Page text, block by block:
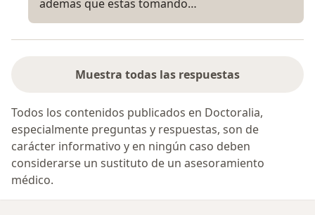
ademas que estas tomando…
Muestra todas las respuestas
Todos los contenidos publicados en Doctoralia,
especialmente preguntas y respuestas, son de
carácter informativo y en ningún caso deben
considerarse un sustituto de un asesoramiento
médico.